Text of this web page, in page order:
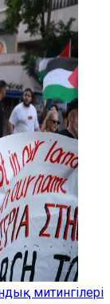
митингілері